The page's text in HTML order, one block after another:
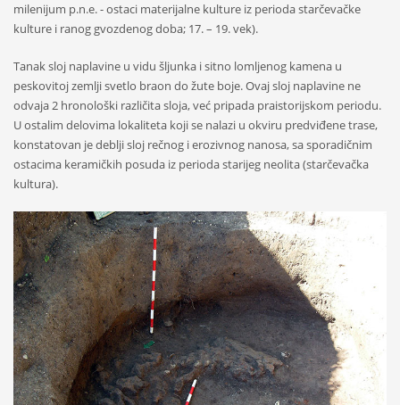
milenijum p.n.e. - ostaci materijalne kulture iz perioda starčevačke
kulture i ranog gvozdenog doba; 17. – 19. vek).
Tanak sloj naplavine u vidu šljunka i sitno lomljenog kamena u
peskovitoj zemlji svetlo braon do žute boje. Ovaj sloj naplavine ne
odvaja 2 hronološki različita sloja, već pripada praistorijskom periodu.
U ostalim delovima lokaliteta koji se nalazi u okviru predviđene trase,
konstatovan je deblji sloj rečnog i erozivnog nanosa, sa sporadičnim
ostacima keramičkih posuda iz perioda starijeg neolita (starčevačka
kultura).